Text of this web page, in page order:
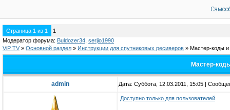
Страница 1 из 1
1
Модератор форума: Buldozer34 serjio1990
ViP TV » Oсновной раздел » Инструкции для спутниковых ресиверов » Мастер-коды
Мастер-
admin Дата: Суббота, 12.03.2011, 15:05 |
Доступно только для пользователей